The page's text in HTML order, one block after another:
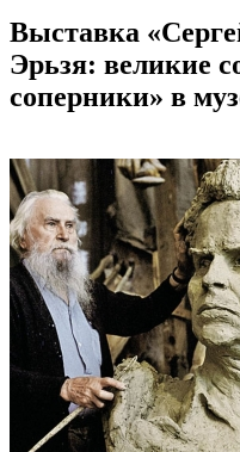
Выставка
Эрьзя: великие
соперники» в